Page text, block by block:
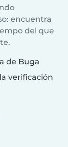
encuentra
del que
de Buga
verificación